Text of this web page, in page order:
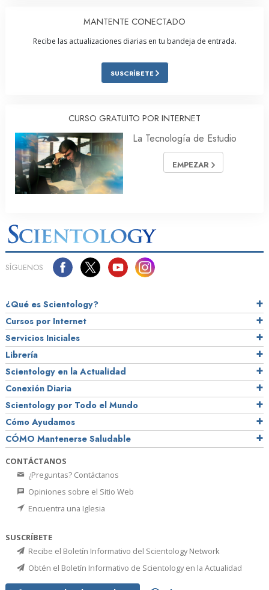
MANTENTE CONECTADO
Recibe las actualizaciones diarias en tu bandeja de entrada.
SUSCRÍBETE
CURSO GRATUITO POR INTERNET
La Tecnología de Estudio
EMPEZAR
SÍGUENOS
¿Qué es Scientology?
Cursos por Internet
Servicios Iniciales
Librería
Scientology en la Actualidad
Conexión Diaria
Scientology por Todo el Mundo
Cómo Ayudamos
CÓMO Mantenerse Saludable
CONTÁCTANOS
¿Preguntas? Contáctanos
Opiniones sobre el Sitio Web
Encuentra una Iglesia
SUSCRÍBETE
Recibe el Boletín Informativo del Scientology Network
Obtén el Boletín Informativo de Scientology en la Actualidad